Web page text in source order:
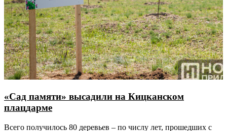
«Сад памяти» высадили на Кицканском
плацдарме
Всего получилось 80 деревьев – по числу лет, прошедших с